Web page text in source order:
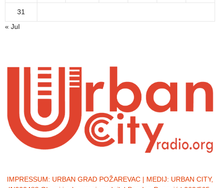
31
« Jul
IMPRESSUM: URBAN GRAD POŽAREVAC | MEDIJ: URBAN CITY,